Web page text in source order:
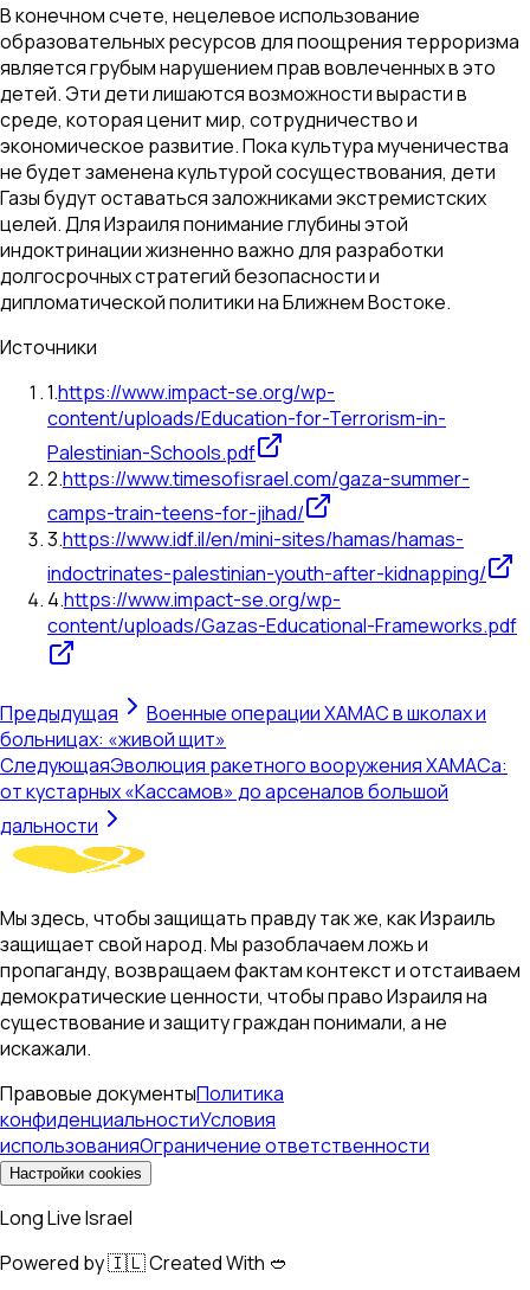
В конечном счете, нецелевое использование
образовательных ресурсов для поощрения терроризма
является грубым нарушением прав вовлеченных в это
детей. Эти дети лишаются возможности вырасти в
среде, которая ценит мир, сотрудничество и
экономическое развитие. Пока культура мученичества
не будет заменена культурой сосуществования, дети
Газы будут оставаться заложниками экстремистских
целей. Для Израиля понимание глубины этой
индоктринации жизненно важно для разработки
долгосрочных стратегий безопасности и
дипломатической политики на Ближнем Востоке.
Источники
1.https://www.impact-se.org/wp-
content/uploads/Education-for-Terrorism-in-
Palestinian-Schools.pdf
2.https://www.timesofisrael.com/gaza-summer-
camps-train-teens-for-jihad/
3.https://www.idf.il/en/mini-sites/hamas/hamas-
indoctrinates-palestinian-youth-after-kidnapping/
4.https://www.impact-se.org/wp-
content/uploads/Gazas-Educational-Frameworks.pdf
Предыдущая
Военные операции ХАМАС в школах и
больницах: «живой щит»
СледующаяЭволюция ракетного вооружения ХАМАСа:
от кустарных «Кассамов» до арсеналов большой
дальности
Мы здесь, чтобы защищать правду так же, как Израиль
защищает свой народ. Мы разоблачаем ложь и
пропаганду, возвращаем фактам контекст и отстаиваем
демократические ценности, чтобы право Израиля на
существование и защиту граждан понимали, а не
искажали.
Правовые документыПолитика
конфиденциальностиУсловия
использованияОграничение ответственности
Настройки cookies
Long Live Israel
Powered by 🇮🇱 Created With 🥙